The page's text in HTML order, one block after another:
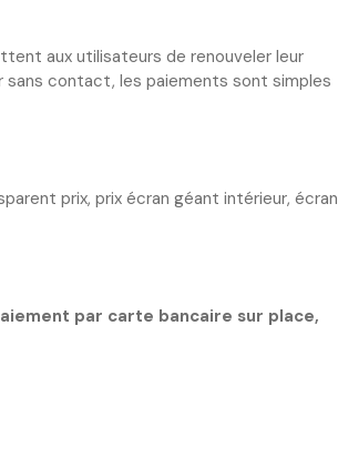
aux utilisateurs de renouveler leur
sans contact, les paiements sont simples
prix, prix écran géant intérieur, écran
par carte bancaire sur place,